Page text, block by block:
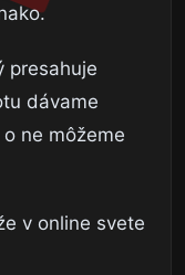
presahuje
dávame
ne môžeme
v online svete